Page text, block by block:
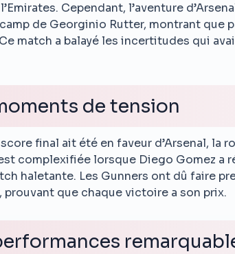
Cependant, l’aventure
de Georginio Rutter, montrant que
match a balayé les incertitudes qui
de tension
final ait été en faveur d’Arsenal, la
complexifiée lorsque Diego Gomez a
haletante. Les Gunners ont dû faire
prouvant que chaque victoire a son prix.